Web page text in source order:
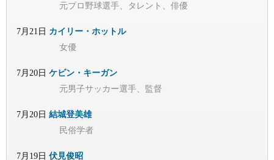
元プロ野球選手、タレント、俳優
7月21日 カイリー・ホットル
女優
7月20日 ケビン・キーガン
元男子サッカー選手、監督
7月20日 結城登美雄
民俗学者
7月19日 伏見俊昭